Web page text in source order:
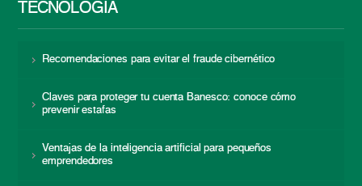
TECNOLOGÍA
Recomendaciones para evitar el fraude cibernético
Claves para proteger tu cuenta Banesco: conoce cómo
prevenir estafas
Ventajas de la inteligencia artificial para pequeños
emprendedores